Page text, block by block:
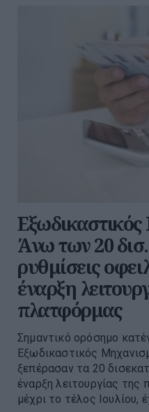
Άνω των 20
ρυθμίσεις
έναρξη
πλατφόρμας
Σημαντικό ορόσημο
Εξωδικαστικός
ξεπέρασαν τα 20
έναρξη λειτουργίας της
μέχρι το τέλος Ιουλίου,